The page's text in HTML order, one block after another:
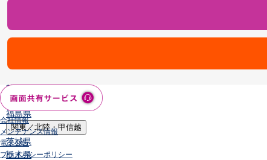
店舗
北海道
秋田県
山形県
福島県
関東／北陸・甲信越
茨城県
栃木県
会社情報
メンテナンス情報
電子公告
プライバシーポリシー